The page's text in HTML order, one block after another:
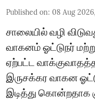
Published on: 08 Aug
சாலையில் வழி
வாகனம் ஓட்டுநர்
ஏற்பட்ட
இருசக்கர வாகன
இடித்து கொன்றதாக